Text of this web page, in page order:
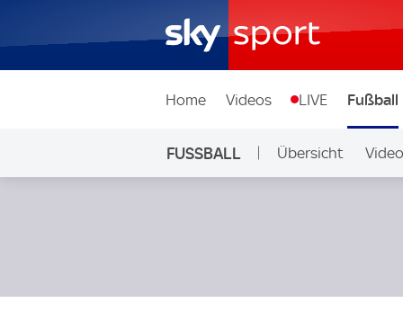
Home Videos LIVE Fußball
FUSSBALL Übersicht